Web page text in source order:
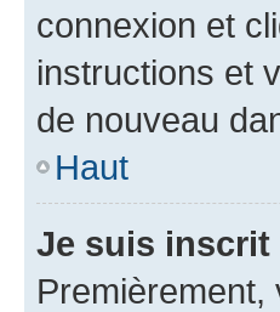
connexion et
instructions et
de nouveau
Haut
Je suis inscrit
Premièrement,